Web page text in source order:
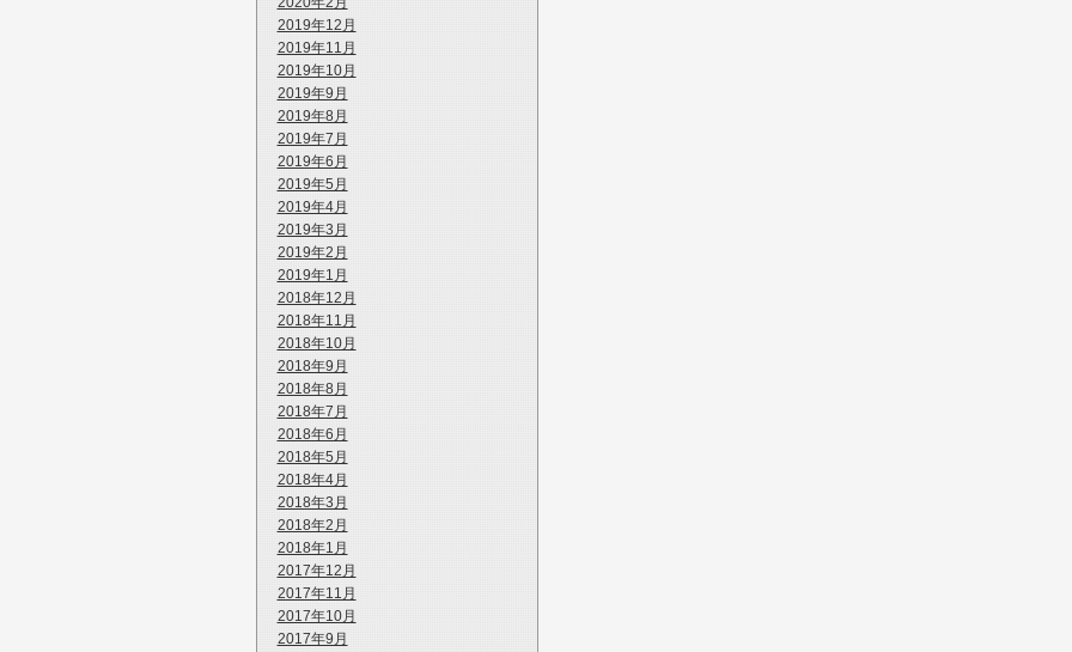
2019年12月
2019年11月
2019年10月
2019年9月
2019年8月
2019年7月
2019年6月
2019年5月
2019年4月
2019年3月
2019年2月
2019年1月
2018年12月
2018年11月
2018年10月
2018年9月
2018年8月
2018年7月
2018年6月
2018年5月
2018年4月
2018年3月
2018年2月
2018年1月
2017年12月
2017年11月
2017年10月
2017年9月